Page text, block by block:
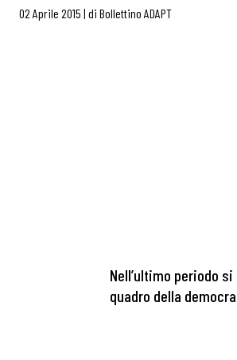
02 Aprile 2015 | di Bollettino ADAPT
Nell’ultimo periodo
quadro della